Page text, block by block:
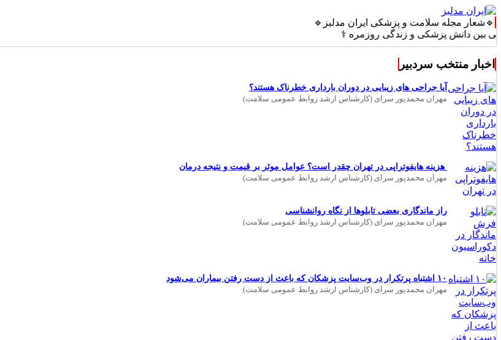
🔹شعار مجله سلامت و پزشکی ایران مدلبز🔹
دانش پزشکی و زندگی روزمره ⚕️
اخبار منتخب سردبیر
آیا جراحی های زیبایی در دوران بارداری خطرناک هستند؟
مهران محمدپور سرای (کارشناس ارشد روابط عمومی سلامت)
هزینه هایفوتراپی در تهران چقدر است؟ عوامل موثر بر قیمت و نتیجه درمان
مهران محمدپور سرای (کارشناس ارشد روابط عمومی سلامت)
راز ماندگاری بعضی تابلوها از نگاه روانشناسی
مهران محمدپور سرای (کارشناس ارشد روابط عمومی سلامت)
۱۰ اشتباه پرتکرار در وب‌سایت پزشکان که باعث از دست رفتن بیماران می‌شود
مهران محمدپور سرای (کارشناس ارشد روابط عمومی سلامت)